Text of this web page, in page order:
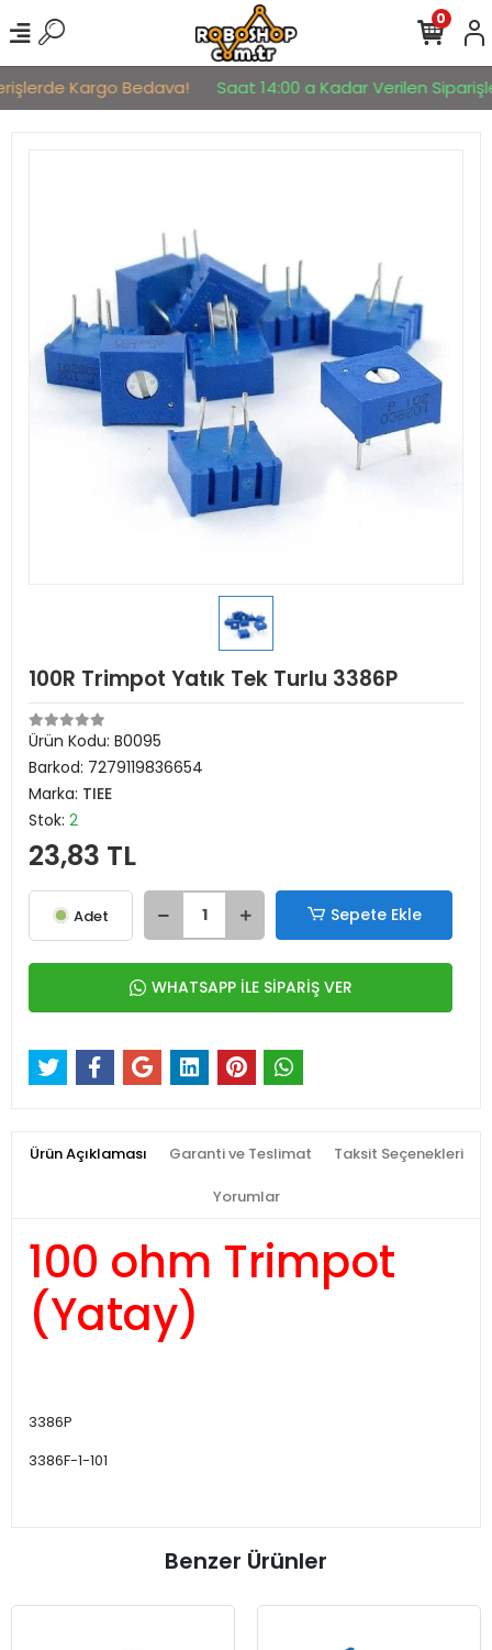
Kargo Bedava! Saat 14:00 a Kadar Verilen
0
100R Trimpot Yatık Tek Turlu 3386P
Ürün Kodu: B0095
Barkod: 7279119836654
Marka: TIEE
Stok: 2
23,83 TL
Adet Sepete Ekle
WHATSAPP İLE SİPARİŞ VER
Ürün Açıklaması Garanti ve Teslimat Taksit Seçenekleri
Yorumlar
100 ohm Trimpot
(Yatay)
3386P
3386F-1-101
Benzer Ürünler